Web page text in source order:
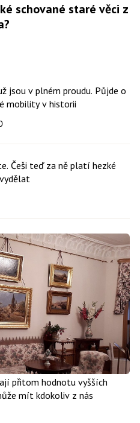
schované staré věci z
jsou v plném proudu. Půjde o
mobility v historii
Češi teď za ně platí hezké
přitom hodnotu vyšších
mít kdokoliv z nás